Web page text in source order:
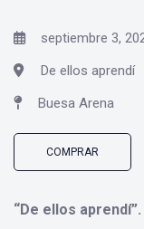
septiembre 3,
De ellos aprendí
Buesa Arena
COMPRAR
“De ellos aprendí”.